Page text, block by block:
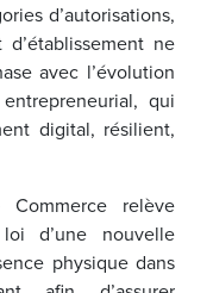
d’autorisations,
ne
avec l’évolution
qui
digital, résilient,
relève
d’une nouvelle
physique dans